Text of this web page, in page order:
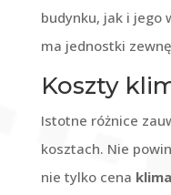
budynku, jak i jego
ma jednostki
Koszty
Istotne różnice
kosztach. Nie
nie tylko cena